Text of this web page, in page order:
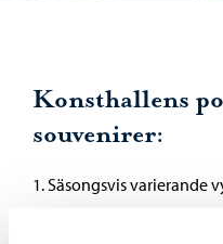
Konsthallens
souvenirer:
1. Säsongsvis varierande